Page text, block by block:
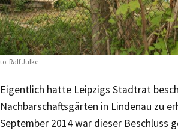
Ralf Julke
Eigentlich hatte Leipzigs Stadtrat
Nachbarschaftsgärten in Lindenau zu
September 2014 war dieser Beschluss